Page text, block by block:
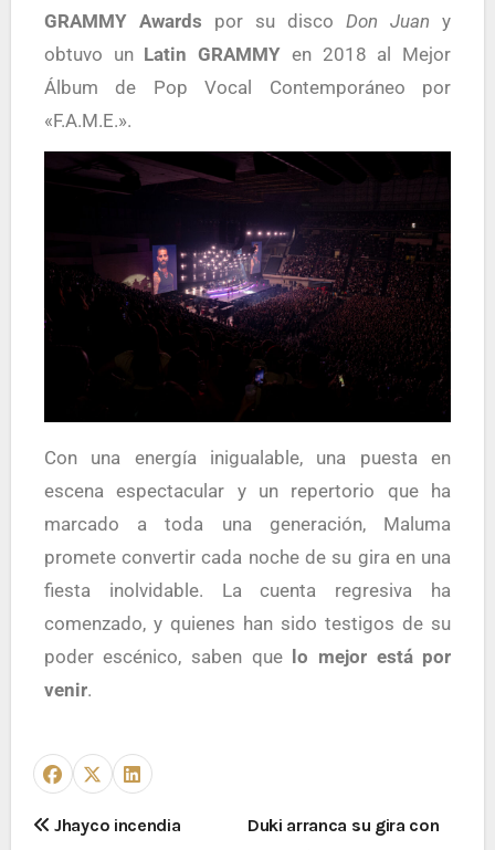
GRAMMY Awards por su discoDon Juan y
obtuvo unLatin GRAMMY en 2018 al Mejor
Álbum de Pop Vocal Contemporáneo por
«F.A.M.E.».
Con una energía inigualable, una puesta en
escena espectacular y un repertorio que ha
marcado a toda una generación, Maluma
promete convertir cada noche de su gira en una
fiesta inolvidable. La cuenta regresiva ha
comenzado, y quienes han sido testigos de su
poder escénico, saben que
lo mejor está por
venir.
Jhayco incendia
Duki arranca su gira con